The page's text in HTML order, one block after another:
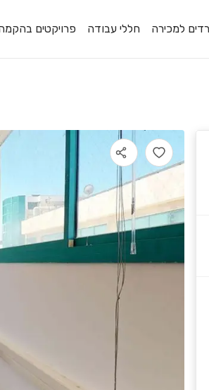
למכירה חללי עבודה פרויקטים